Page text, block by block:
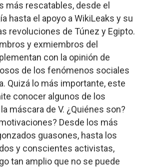
más rescatables, desde el
hasta el apoyo a WikiLeaks y su
revoluciones de Túnez y Egipto.
y exmiembros del
con la opinión de
de los fenómenos sociales
Quizá lo más importante, este
conocer algunos de los
máscara de V. ¿Quiénes son?
Desde los más
guasones, hasta los
y conscientes activistas,
tan amplio que no se puede